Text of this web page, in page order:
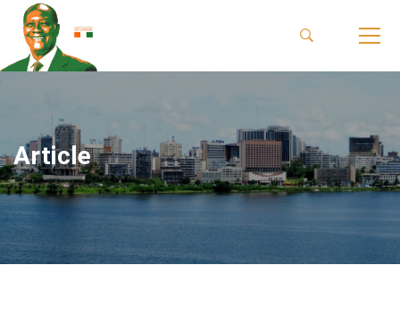
Article